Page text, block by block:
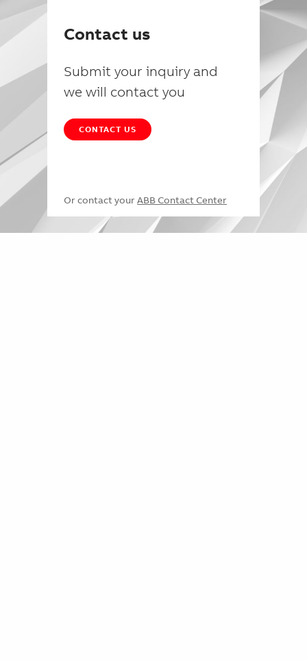
Contact us
Submit your inquiry and
we will contact you
CONTACT US
Or contact your ABB Contact Center